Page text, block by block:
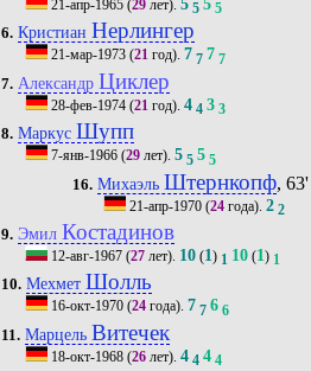
21-апр-1965(29лет). 5
5
6. Кристиан Нерлингер
21-мар-1973(21год). 7 7 7 7
7. Александр Циклер
28-фев-1974(21 год). 4 4 3 3
8. Маркус Шупп
7-янв-1966(29лет). 5 5 5 5
16. Михаэль Штернкопф, 63'
21-апр-1970 (24 года).2 2
9. Эмил Костадинов
12-авг-1967(27лет). 10(1) 1 10(1) 1
10. Мехмет Шолль
16-окт-1970(24года). 7 7 6 6
11. Марцель Витечек
18-окт-1968(26лет). 4 4 4 4